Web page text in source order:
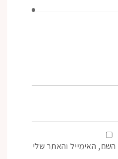
האימייל והאתר שלי